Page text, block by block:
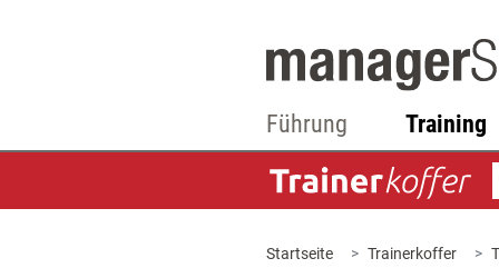
Führung Training
Startseite Trainerkoffer